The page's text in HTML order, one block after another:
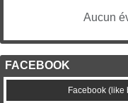
Aucun
FACEBOOK
Facebook (like